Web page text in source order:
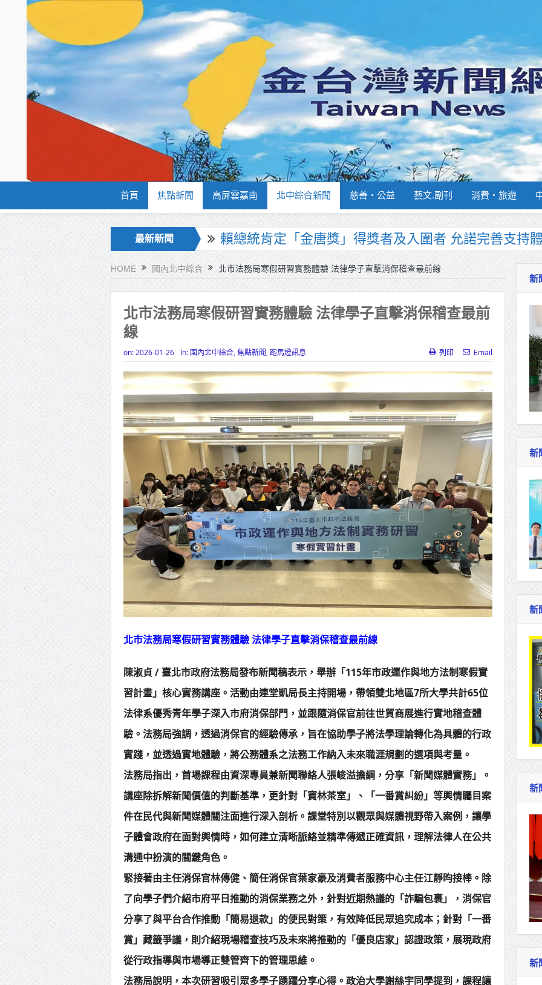
首頁 焦點新聞 高屏雲嘉南 北中綜合新聞 慈善‧公益 藝文.副刊 消費‧旅遊
最新新聞
海巡署南部分署主官大換血 蔡順元勉提升巡防戰力
北市鮮奶週報再升級！8月31日補助擴大至國中生
雙北合作里程碑！萬大線動態測試 侯友宜蔣萬安攜手
高齡健康產業博覽會8/7盛大登場 新北形象館亮相
打鐵厝北側產業園區產業設施公共動土創造千個就業
高雄「三民運動中心」市長陳其邁、運動部長李洋各
揭幕
高雄東照山關帝廟全國國中小學書法比賽 圓滿落幕
賴清德總統主持將官晉任 期勉精進不對稱戰力
蔣萬安再拋出「倒閣說」 喊推陳其邁組閣
賴總統肯定「金唐獎」得獎者及入圍者 允諾完善支持
HOME 國內北中綜合 北市法務局寒假研習實務體驗 法律學子直擊消保稽查最前線
北市法務局寒假研習實務體驗 法律學子直擊消保稽查最前
線
on: 2026-01-26 In: 國內北中綜合 焦點新聞 跑馬燈訊息 列印 Email
北市法務局寒假研習實務體驗 法律學子直擊消保稽查最前線
陳淑貞 / 臺北市政府法務局發布新聞稿表示，舉辦「115年市政運作與地方法制寒假實
習計畫」核心實務講座。活動由連堂凱局長主持開場，帶領雙北地區7所大學共計65位
法律系優秀青年學子深入市府消保部門，並跟隨消保官前往世貿商展進行實地稽查體
驗。法務局強調，透過消保官的經驗傳承，旨在協助學子將法學理論轉化為具體的行政
實踐，並透過實地體驗，將公務體系之法務工作納入未來職涯規劃的選項與考量。
法務局指出，首場課程由資深專員兼新聞聯絡人張峻溢擔綱，分享「新聞媒體實務」。
講座除拆解新聞價值的判斷基準，更針對「寶林茶室」、「一番賞糾紛」等輿情矚目案
件在民代與新聞媒體關注面進行深入剖析。課堂特別以觀眾與媒體視野帶入案例，讓學
子體會政府在面對輿情時，如何建立清晰脈絡並精準傳遞正確資訊，理解法律人在公共
溝通中扮演的關鍵角色。
緊接著由主任消保官林傳健、簡任消保官葉家豪及消費者服務中心主任江靜昀接棒。除
了向學子們介紹市府平日推動的消保業務之外，針對近期熱議的「詐騙包裹」，消保官
分享了與平台合作推動「簡易退款」的便民對策，有效降低民眾追究成本；針對「一番
賞」藏籤爭議，則介紹現場稽查技巧及未來將推動的「優良店家」認證政策，展現政府
從行政指導與市場導正雙管齊下的管理思維。
法務局說明，本次研習吸引眾多學子踴躍分享心得。政治大學謝絲宇同學提到，課程讓
新
新
新
新
新